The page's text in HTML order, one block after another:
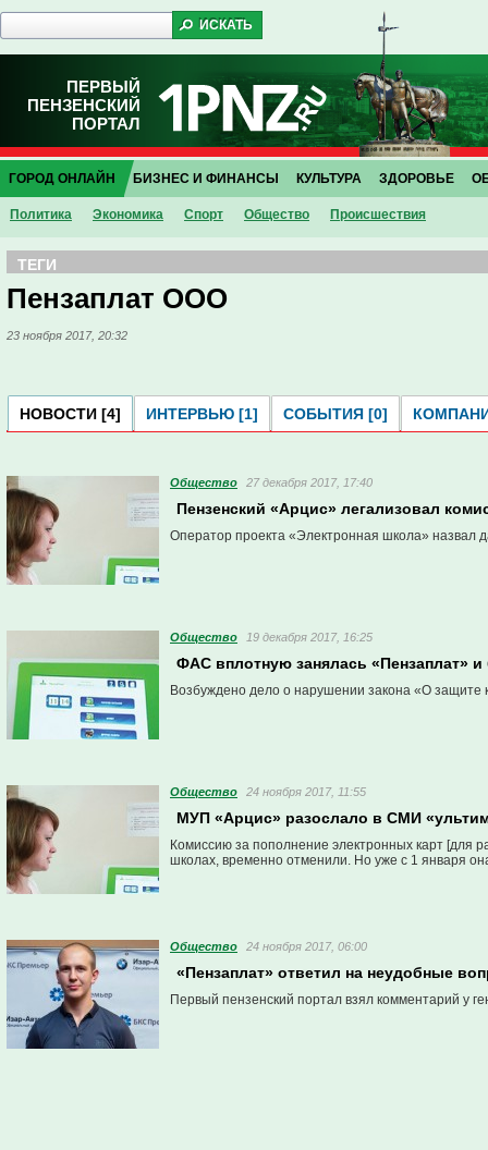
ПЕРВЫЙ
ПЕНЗЕНСКИЙ
ПОРТАЛ
ГОРОД ОНЛАЙН
Политика Экономика Спорт Общество Проиcшествия
БИЗНЕС И ФИНАНСЫ КУЛЬТУРА ЗДОРОВЬЕ
ТЕГИ
Пензаплат ООО
23 ноября 2017, 20:32
НОВОСТИ [4] ИНТЕРВЬЮ [1] СОБЫТИЯ [0]
Общество 27 декабря 2017, 17:40
Пензенский «Арцис» легализовал
Оператор проекта «Электронная школа» назвал
Общество 19 декабря 2017, 16:25
ФАС вплотную занялась «Пензаплат» и
Возбуждено дело о нарушении закона «О защите
Общество 24 ноября 2017, 11:55
МУП «Арцис» разослало в СМИ
Комиссию за пополнение электронных карт [для
школах, временно отменили. Но уже с 1 января
Общество 24 ноября 2017, 06:00
«Пензаплат» ответил на неудобные
Первый пензенский портал взял комментарий у